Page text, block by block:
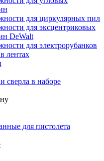
для циркулярных пил
для эксцентриковых
DeWalt
для электрорубанков
лентах
сверла в наборе
для пистолета